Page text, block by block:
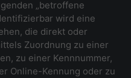
„betroffene
wird eine
die direkt oder
Zuordnung zu einer
zu einer Kennnummer,
Online-Kennung oder zu